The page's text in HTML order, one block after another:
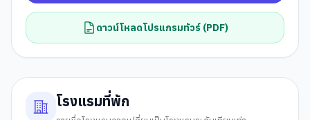
ดาวน์โหลดโปรแกรมทัวร์ (PDF)
โรงแรมที่พัก